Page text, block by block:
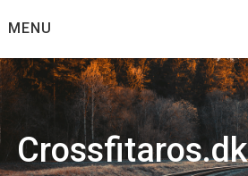
toMENU
Crossfitaros.dk